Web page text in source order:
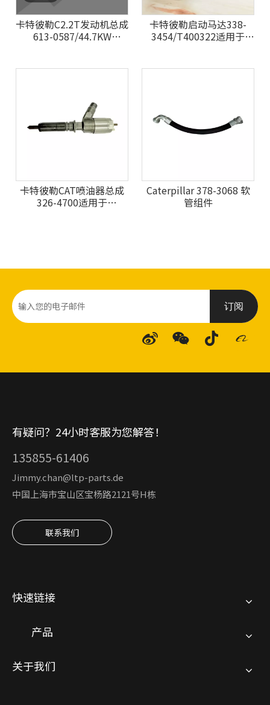
卡特彼勒C2.2T发动机总成
613-0587/44.7KW
卡特彼勒启动马达338-
3454/T400322适用于
G3408C 3508PETROL
3512PETROL C32
INDUSTRIAL
卡特彼勒CAT喷油器总成
326-4700适用于
Caterpillar 378-3068 软
管组件
订阅
有疑问？24小时客服为您解答！
135855-61406
Jimmy.chan@ltp-parts.de
中国上海市宝山区宝杨路2121号H栋
联系我们
快速链接
产品
关于我们